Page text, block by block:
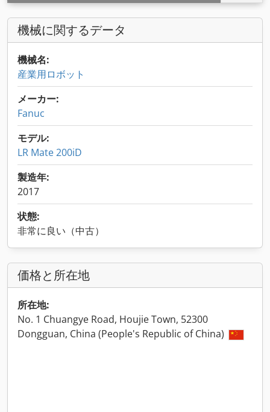
機械に関するデータ
機械名:
産業用ロボット
メーカー:
Fanuc
モデル:
LR Mate 200iD
製造年:
2017
状態:
非常に良い（中古）
価格と所在地
所在地:
No. 1 Chuangye Road, Houjie Town, 52300
Dongguan, China (People's Republic of China)